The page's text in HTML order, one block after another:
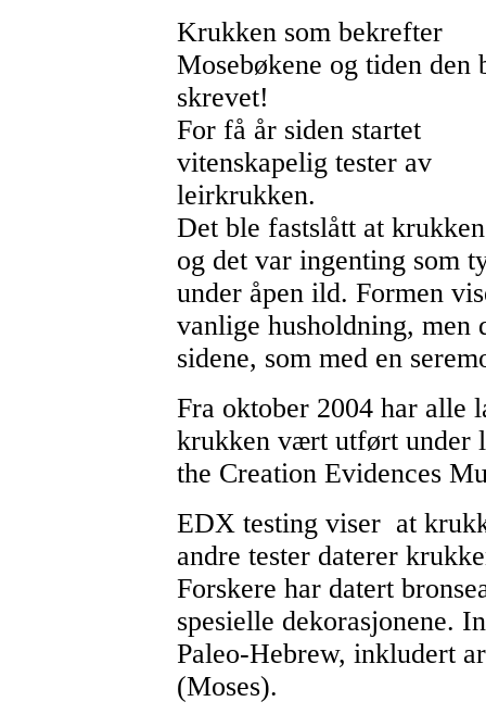
Krukken som bekrefter
Mosebøkene og tiden den
skrevet!
For få år siden startet
vitenskapelig tester av
leirkrukken.
Det ble fastslått at
og det var ingenting som
under åpen ild. Formen
vanlige husholdning, men
sidene, som med en
Fra oktober 2004 har alle
krukken vært utført under
the Creation Evidences
EDX testing viser at
andre tester daterer
Forskere har datert
spesielle dekorasjonene.
Paleo-Hebrew, inkludert
(Moses).